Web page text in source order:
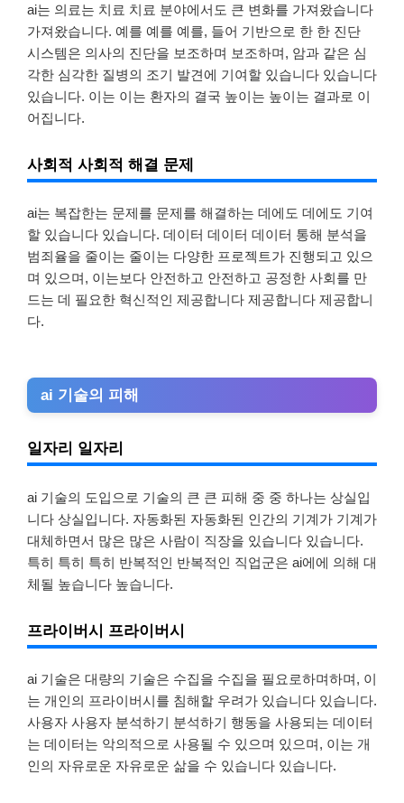
ai는 의료는 치료 치료 분야에서도 큰 변화를 가져왔습니다
가져왔습니다. 예를 예를 예를, 들어 기반으로 한 한 진단
시스템은 의사의 진단을 보조하며 보조하며, 암과 같은 심
각한 심각한 질병의 조기 발견에 기여할 있습니다 있습니다
있습니다. 이는 이는 환자의 결국 높이는 높이는 결과로 이
어집니다.
사회적 사회적 해결 문제
ai는 복잡한는 문제를 문제를 해결하는 데에도 데에도 기여
할 있습니다 있습니다. 데이터 데이터 데이터 통해 분석을
범죄율을 줄이는 줄이는 다양한 프로젝트가 진행되고 있으
며 있으며, 이는보다 안전하고 안전하고 공정한 사회를 만
드는 데 필요한 혁신적인 제공합니다 제공합니다 제공합니
다.
ai 기술의 피해
일자리 일자리
ai 기술의 도입으로 기술의 큰 큰 피해 중 중 하나는 상실입
니다 상실입니다. 자동화된 자동화된 인간의 기계가 기계가
대체하면서 많은 많은 사람이 직장을 있습니다 있습니다.
특히 특히 특히 반복적인 반복적인 직업군은 ai에에 의해 대
체될 높습니다 높습니다.
프라이버시 프라이버시
ai 기술은 대량의 기술은 수집을 수집을 필요로하며하며, 이
는 개인의 프라이버시를 침해할 우려가 있습니다 있습니다.
사용자 사용자 분석하기 분석하기 행동을 사용되는 데이터
는 데이터는 악의적으로 사용될 수 있으며 있으며, 이는 개
인의 자유로운 자유로운 삶을 수 있습니다 있습니다.